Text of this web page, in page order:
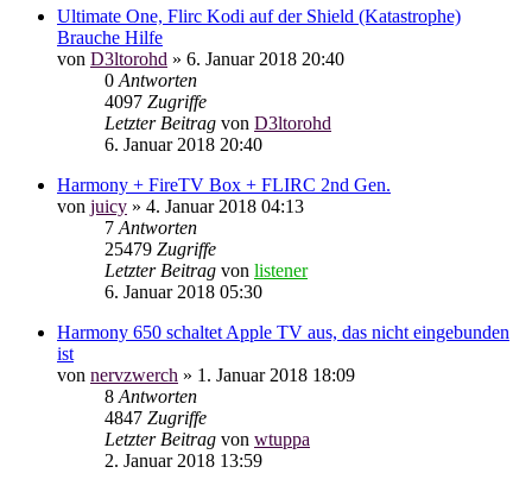
Ultimate One, Flirc Kodi auf der Shield (Katastrophe)
Brauche Hilfe
von D3ltorohd » 6. Januar 2018 20:40
0 Antworten
4097 Zugriffe
Letzter Beitrag von D3ltorohd
6. Januar 2018 20:40
Harmony + FireTV Box + FLIRC 2nd Gen.
von juicy » 4. Januar 2018 04:13
7 Antworten
25479 Zugriffe
Letzter Beitrag von listener
6. Januar 2018 05:30
Harmony 650 schaltet Apple TV aus, das nicht eingebunden
ist
von nervzwerch » 1. Januar 2018 18:09
8 Antworten
4847 Zugriffe
Letzter Beitrag von wtuppa
2. Januar 2018 13:59